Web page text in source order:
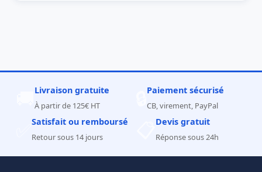
Livraison gratuite
À partir de 125€ HT
Paiement sécurisé
CB, virement, PayPal
Satisfait ou remboursé
Retour sous 14 jours
Devis gratuit
Réponse sous 24h